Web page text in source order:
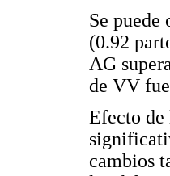
Se puede
(0.92
AG
de VV
Efecto
cambios